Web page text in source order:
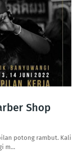
Shop
potong rambut. Kali
m…